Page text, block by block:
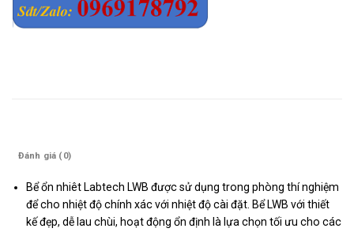
Đánh giá (0)
Bể ổn nhiêt Labtech LWB được sử dụng trong phòng thí nghiệm
để cho nhiệt độ chính xác với nhiệt độ cài đặt. Bể LWB với thiết
kế đẹp, dễ lau chùi, hoạt động ổn định là lựa chọn tối ưu cho các